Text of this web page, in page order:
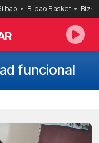
Bilbao Basket
funcional